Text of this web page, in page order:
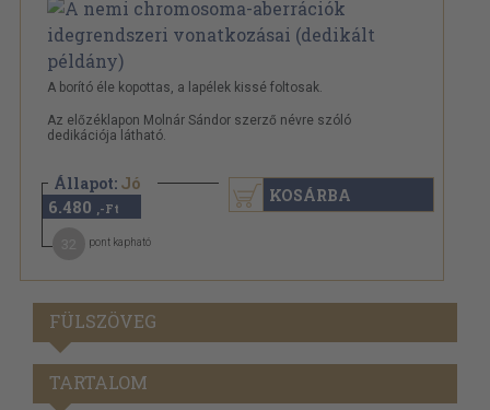
A borító éle kopottas, a lapélek kissé foltosak.
Az előzéklapon Molnár Sándor szerző névre szóló
dedikációja látható.
Állapot: Jó
6.480 ,-Ft
pont kapható
KOSÁRBA
FÜLSZÖVEG
TARTALOM